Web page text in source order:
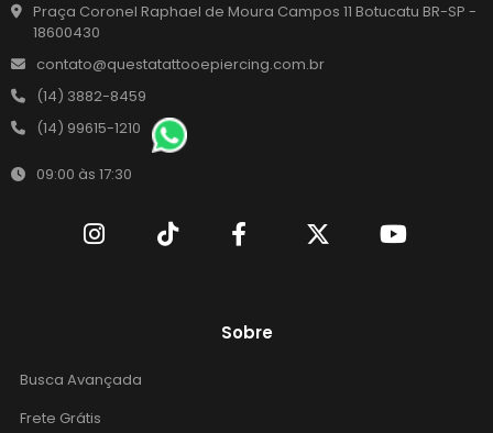
Praça Coronel Raphael de Moura Campos 11 Botucatu BR-SP -
18600430
contato@questatattooepiercing.com.br
(14) 3882-8459
(14) 99615-1210
09:00 às 17:30
Sobre
Busca Avançada
Frete Grátis